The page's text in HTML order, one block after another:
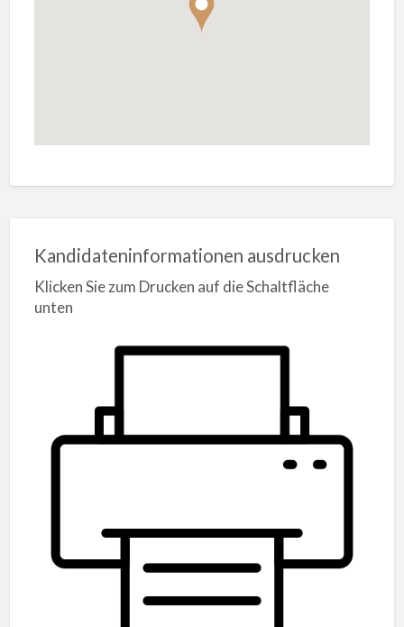
Kandidateninformationen ausdrucken
Klicken Sie zum Drucken auf die Schaltfläche
unten